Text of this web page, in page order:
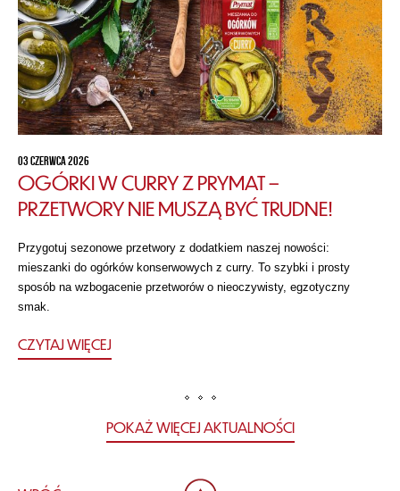
03 CZERWCA 2026
OGÓRKI W CURRY Z PRYMAT –
PRZETWORY NIE MUSZĄ BYĆ TRUDNE!
Przygotuj sezonowe przetwory z dodatkiem naszej nowości:
mieszanki do ogórków konserwowych z curry. To szybki i prosty
sposób na wzbogacenie przetworów o nieoczywisty, egzotyczny
smak.
CZYTAJ WIĘCEJ
POKAŻ WIĘCEJ AKTUALNOŚCI